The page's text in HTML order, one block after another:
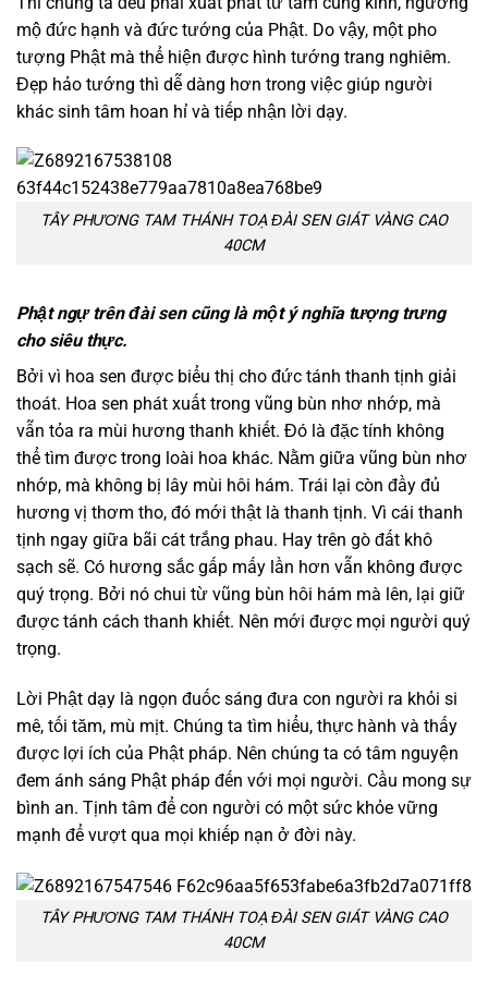
mộ đức hạnh và đức tướng của Phật. Do vậy, một pho
tượng Phật mà thể hiện được hình tướng trang nghiêm.
Đẹp hảo tướng thì dễ dàng hơn trong việc giúp người
khác sinh tâm hoan hỉ và tiếp nhận lời dạy.
TÂY PHƯƠNG TAM THÁNH TOẠ ĐÀI SEN GIÁT VÀNG CAO
40CM
Phật ngự trên đài sen cũng là một ý nghĩa tượng trưng
cho siêu thực.
Bởi vì hoa sen được biểu thị cho đức tánh thanh tịnh giải
thoát. Hoa sen phát xuất trong vũng bùn nhơ nhớp, mà
vẫn tỏa ra mùi hương thanh khiết. Đó là đặc tính không
thể tìm được trong loài hoa khác. Nằm giữa vũng bùn nhơ
nhớp, mà không bị lây mùi hôi hám. Trái lại còn đầy đủ
hương vị thơm tho, đó mới thật là thanh tịnh. Vì cái thanh
tịnh ngay giữa bãi cát trắng phau. Hay trên gò đất khô
sạch sẽ. Có hương sắc gấp mấy lần hơn vẫn không được
quý trọng. Bởi nó chui từ vũng bùn hôi hám mà lên, lại giữ
được tánh cách thanh khiết. Nên mới được mọi người quý
trọng.
Lời Phật dạy là ngọn đuốc sáng đưa con người ra khỏi si
mê, tối tăm, mù mịt. Chúng ta tìm hiểu, thực hành và thấy
được lợi ích của Phật pháp. Nên chúng ta có tâm nguyện
đem ánh sáng Phật pháp đến với mọi người. Cầu mong sự
bình an. Tịnh tâm để con người có một sức khỏe vững
mạnh để vượt qua mọi khiếp nạn ở đời này.
TÂY PHƯƠNG TAM THÁNH TOẠ ĐÀI SEN GIÁT VÀNG CAO
40CM